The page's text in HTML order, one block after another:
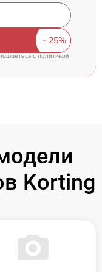
cполитикой
Korting